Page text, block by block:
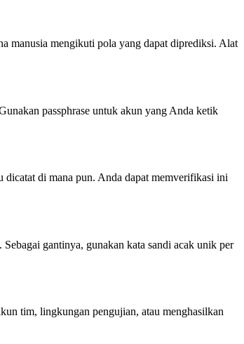
manusia mengikuti pola yang dapat diprediksi. Alat
passphrase untuk akun yang Anda ketik
di mana pun. Anda dapat memverifikasi ini
gantinya, gunakan kata sandi acak unik per
tim, lingkungan pengujian, atau menghasilkan